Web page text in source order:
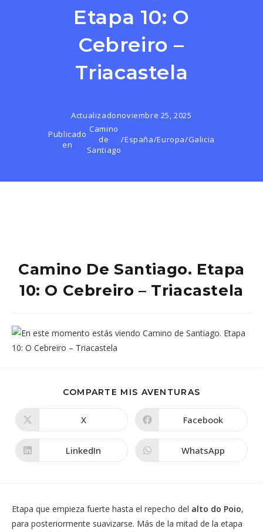
Etapa 10: O
Cebreiro –
Triacastela
Actualizadonoviembre 25, 2025
Publicado
en
Camino
de
Santiago
/España/Europa/Galicia
Camino De Santiago. Etapa
10: O Cebreiro – Triacastela
COMPARTE MIS AVENTURAS
CONTENIDO
una
nueva
X Se
una
nueva
Facebook
Se
LinkedIn Se
WhatsApp
Etapa que empieza fuerte hasta el repecho del alto do Poio,
para posteriormente suavizarse. Más de la mitad de la etapa